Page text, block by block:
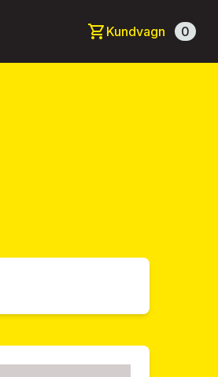
Kundvagn 0